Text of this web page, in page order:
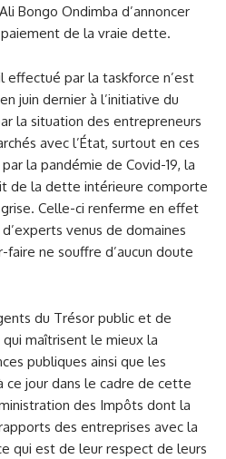
Bongo Ondimba d’annoncer
de la vraie dette.
effectué par la taskforce n’est
juin dernier à l’initiative du
la situation des entrepreneurs
avec l’État, surtout en ces
la pandémie de Covid-19, la
de la dette intérieure comporte
Celle-ci renferme en effet
venus de domaines
ne souffre d’aucun doute
du Trésor public et de
maîtrisent le mieux la
publiques ainsi que les
ce jour dans le cadre de cette
des Impôts dont la
des entreprises avec la
qui est de leur respect de leurs